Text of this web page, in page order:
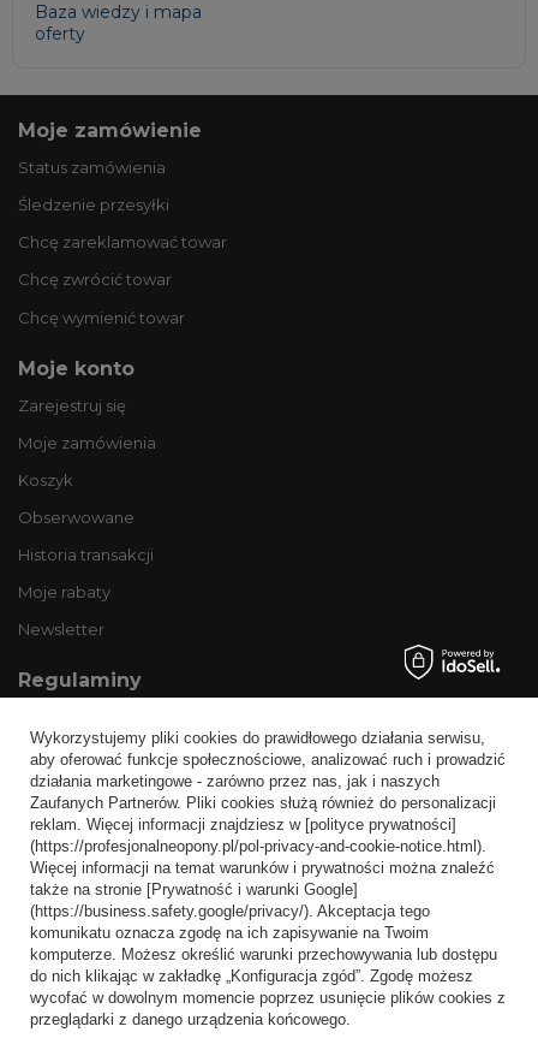
Baza wiedzy i mapa
oferty
Moje zamówienie
Status zamówienia
Śledzenie przesyłki
Chcę zareklamować towar
Chcę zwrócić towar
Chcę wymienić towar
Moje konto
Zarejestruj się
Moje zamówienia
Koszyk
Obserwowane
Historia transakcji
Moje rabaty
Newsletter
Regulaminy
Wysyłka
Sposoby płatności i prowizje
Regulamin
Polityka prywatności
Odstąpienie od umowy
Popularne kategorie
Opony bezdętkowe
Opony dętkowe
Wykorzystujemy pliki cookies do prawidłowego działania serwisu,
aby oferować funkcje społecznościowe, analizować ruch i prowadzić
działania marketingowe - zarówno przez nas, jak i naszych
Zaufanych Partnerów. Pliki cookies służą również do personalizacji
reklam. Więcej informacji znajdziesz w [polityce prywatności]
(https://profesjonalneopony.pl/pol-privacy-and-cookie-notice.html).
Więcej informacji na temat warunków i prywatności można znaleźć
także na stronie [Prywatność i warunki Google]
(https://business.safety.google/privacy/). Akceptacja tego
komunikatu oznacza zgodę na ich zapisywanie na Twoim
komputerze. Możesz określić warunki przechowywania lub dostępu
do nich klikając w zakładkę „Konfiguracja zgód”. Zgodę możesz
wycofać w dowolnym momencie poprzez usunięcie plików cookies z
przeglądarki z danego urządzenia końcowego.